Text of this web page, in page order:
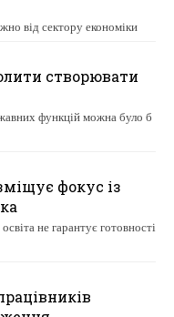
від сектору економіки
створювати
функцій можна було б
фокус із
не гарантує готовності